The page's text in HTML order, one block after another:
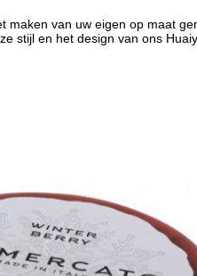
maken van uw eigen op maat
stijl en het design van ons